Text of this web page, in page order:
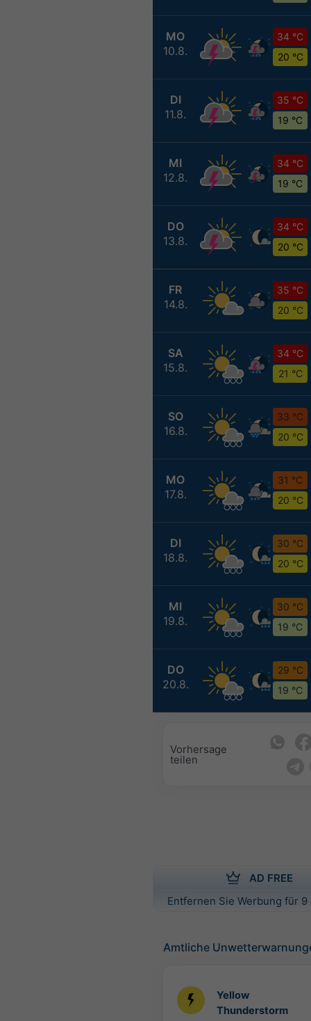
MO
10.8.
34 °C
20 °C
DI
11.8.
35 °C
19 °C
MI
12.8.
34 °C
19 °C
DO
13.8.
34 °C
20 °C
FR
14.8.
35 °C
20 °C
SA
15.8.
34 °C
21 °C
SO
16.8.
33 °C
20 °C
MO
17.8.
31 °C
20 °C
DI
18.8.
30 °C
20 °C
MI
19.8.
30 °C
19 °C
DO
20.8.
29 °C
19 °C
Vorhersage
teilen
AD FREE
Entfernen Sie Werbung für
Amtliche
Yellow
Thunderstorm